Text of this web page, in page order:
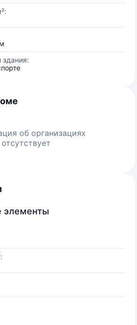
здания:
об организациях
отсутствует
элементы